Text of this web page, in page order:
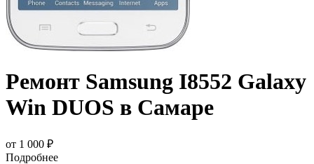
Ремонт Samsung I8552 Galaxy
Win DUOS в Самаре
от 1 000 ₽
Подробнее